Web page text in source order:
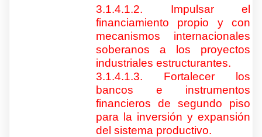
3.1.4.1.2. Impulsar el
financiamiento propio y con
mecanismos internacionales
soberanos a los proyectos
industriales estructurantes.
3.1.4.1.3. Fortalecer los
bancos e instrumentos
financieros de segundo piso
para la inversión y expansión
del sistema productivo.